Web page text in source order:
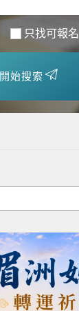
只找可報名
開始搜索